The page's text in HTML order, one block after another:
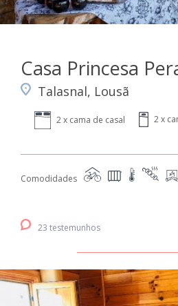
Casa Princesa
Talasnal, Lousã
2 x cama de casal 2 x
Comodidades
23 testemunhos